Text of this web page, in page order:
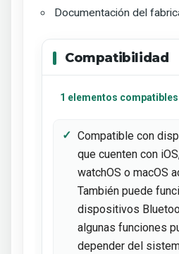
Documentación del
Compatibilidad
1 elementos compatibles
Compatible con
que cuenten con
watchOS o macOS
También puede
dispositivos
algunas funciones
depender del